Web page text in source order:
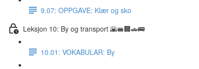
9.07: OPPGAVE: Klær og sko
Leksjon 10: By og transport 🌇🚝🏢🚗🚌
10.01: VOKABULAR: By